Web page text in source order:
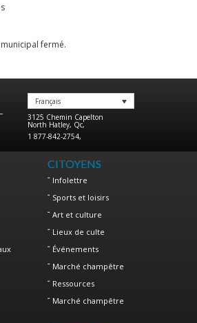
fermé.
Français
3125 Chemin Capelton
North Hatley, Qc,
1 877-842-2754,
CITOYENS
Infolettre
Sports et loisirs
Art et culture
Lieux de culte
Événements
Marché champêtre
Ressources
Marché champêtre